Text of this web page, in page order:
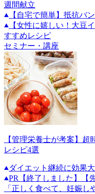
週間献立
【自宅で簡単】抵抗バ
【女性に嬉しい！大豆
すすめレシピ
セミナー・講座
【管理栄養士が考案】
レシピ4選
ダイエット継続に効果
PR 【終了しました】【
「正しく食べて、妊娠し